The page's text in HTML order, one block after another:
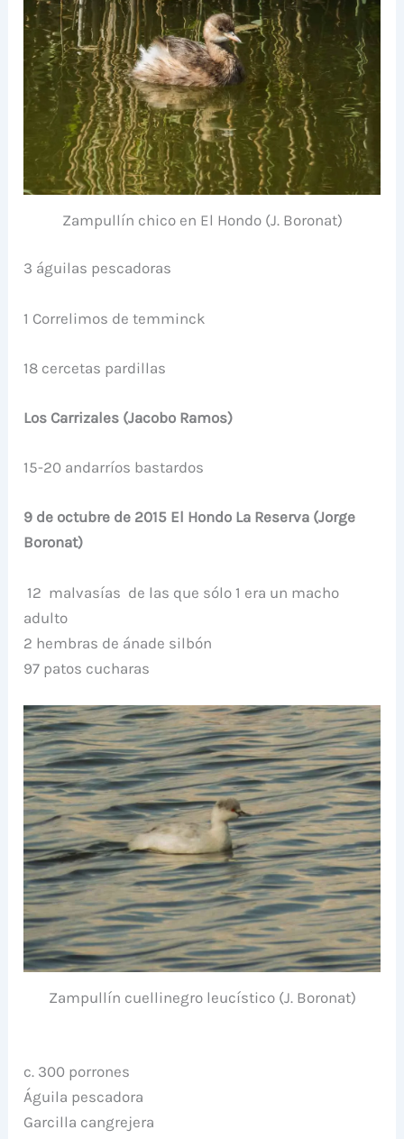
Zampullín chico en El Hondo (J. Boronat)
3 águilas pescadoras
1 Correlimos de temminck
18 cercetas pardillas
Los Carrizales (Jacobo Ramos)
15-20 andarríos bastardos
9 de octubre de 2015 El Hondo La Reserva (Jorge
Boronat)
12 malvasías de las que sólo 1 era un macho
adulto
2 hembras de ánade silbón
97 patos cucharas
Zampullín cuellinegro leucístico (J. Boronat)
c. 300 porrones
Águila pescadora
Garcilla cangrejera